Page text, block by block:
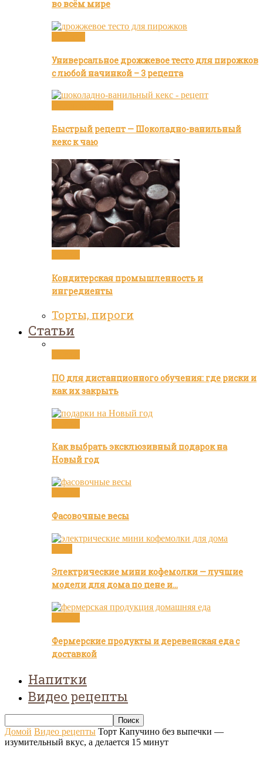
во всём мире
Универсальное дрожжевое тесто для пирожков
с любой начинкой – 3 рецепта
Быстрый рецепт — Шоколадно-ванильный
кекс к чаю
Кондитерская промышленность и
ингредиенты
Торты, пироги
Статьи
ПО для дистанционного обучения: где риски и
как их закрыть
Как выбрать эксклюзивный подарок на
Новый год
Фасовочные весы
Электрические мини кофемолки — лучшие
модели для дома по цене и…
Фермерские продукты и деревенская еда с
доставкой
Напитки
Видео рецепты
Домой Видео рецепты Торт Капучино без выпечки —
изумительный вкус, а делается 15 минут